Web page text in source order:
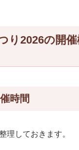
り2026の開
時間
理しておきます。